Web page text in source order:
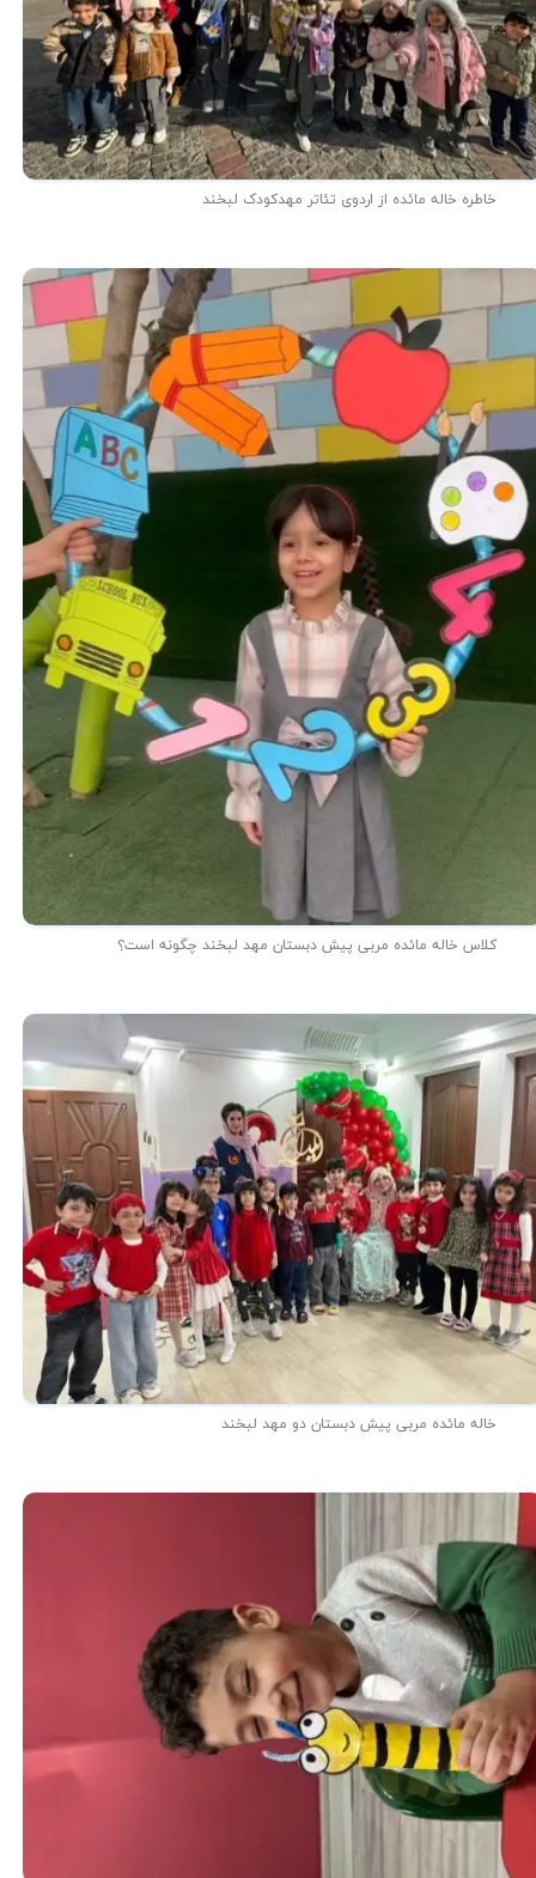
خاطره خاله مائده از اردوی تئاتر مهدکودک لبخند
کلاس خاله مائده مربی پیش دبستان مهد لبخند چگونه است؟
خاله مائده مربی پیش دبستان دو مهد لبخند